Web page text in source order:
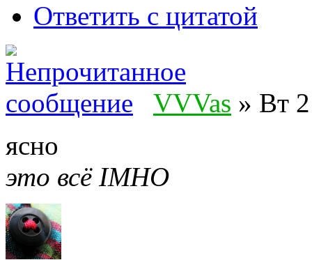
Ответить с цитатой
VVVas » Вт
ясно
это всё IMHO